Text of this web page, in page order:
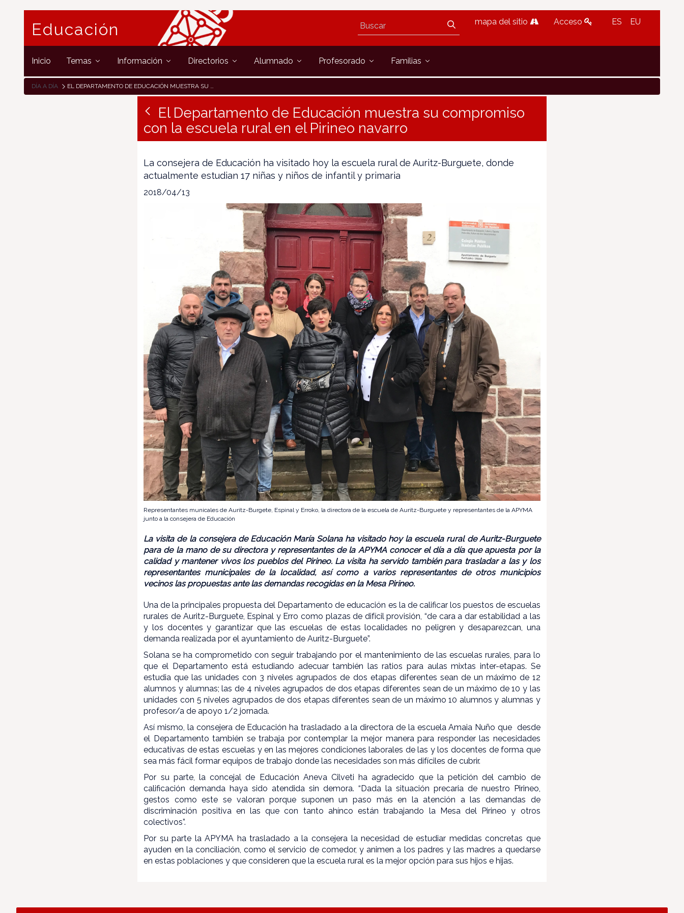
Educación mapa del sitio Acceso ES EU
Inicio Temas Información Directorios Alumnado Profesorado Familias
DÍA A DÍA EL DEPARTAMENTO DE EDUCACIÓN MUESTRA SU COMPROMISO CON LA ESCUELA RURAL EN EL PIRINEO NAVARRO
El Departamento de Educación muestra su compromiso
con la escuela rural en el Pirineo navarro
La consejera de Educación ha visitado hoy la escuela rural de Auritz-Burguete, donde
actualmente estudian 17 niñas y niños de infantil y primaria
2018/04/13
Representantes municales de Auritz-Burgete, Espinal y Erroko, la directora de la escuela de Auritz-Burguete y representantes de la APYMA
junto a la consejera de Educación
La visita de la consejera de Educación María Solana ha visitado hoy la escuela rural de Auritz-Burguete
para de la mano de su directora y representantes de la APYMA conocer el día a día que apuesta por la
calidad y mantener vivos los pueblos del Pirineo. La visita ha servido también para trasladar a las y los
representantes municipales de la localidad, así como a varios representantes de otros municipios
vecinos las propuestas ante las demandas recogidas en la Mesa Pirineo.
Una de la principales propuesta del Departamento de educación es la de calificar los puestos de escuelas
rurales de Auritz-Burguete, Espinal y Erro como plazas de difícil provisión, “de cara a dar estabilidad a las
y los docentes y garantizar que las escuelas de estas localidades no peligren y desaparezcan, una
demanda realizada por el ayuntamiento de Auritz-Burguete”.
Solana se ha comprometido con seguir trabajando por el mantenimiento de las escuelas rurales, para lo
que el Departamento está estudiando adecuar también las ratios para aulas mixtas inter-etapas. Se
estudia que las unidades con 3 niveles agrupados de dos etapas diferentes sean de un máximo de 12
alumnos y alumnas; las de 4 niveles agrupados de dos etapas diferentes sean de un máximo de 10 y las
unidades con 5 niveles agrupados de dos etapas diferentes sean de un máximo 10 alumnos y alumnas y
profesor/a de apoyo 1/2 jornada.
Así mismo, la consejera de Educación ha trasladado a la directora de la escuela Amaia Nuño que desde
el Departamento también se trabaja por contemplar la mejor manera para responder las necesidades
educativas de estas escuelas y en las mejores condiciones laborales de las y los docentes de forma que
sea más fácil formar equipos de trabajo donde las necesidades son más difíciles de cubrir.
Por su parte, la concejal de Educación Aneva Cilveti ha agradecido que la petición del cambio de
calificación demanda haya sido atendida sin demora. “Dada la situación precaria de nuestro Pirineo,
gestos como este se valoran porque suponen un paso más en la atención a las demandas de
discriminación positiva en las que con tanto ahínco están trabajando la Mesa del Pirineo y otros
colectivos”.
Por su parte la APYMA ha trasladado a la consejera la necesidad de estudiar medidas concretas que
ayuden en la conciliación, como el servicio de comedor, y animen a los padres y las madres a quedarse
en estas poblaciones y que consideren que la escuela rural es la mejor opción para sus hijos e hijas.